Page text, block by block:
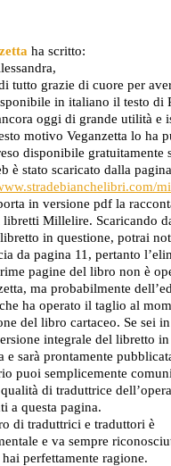
ha scritto:
tutto grazie di cuore per
in italiano il testo di
oggi di grande utilità e
motivo Veganzetta lo ha
disponibile gratuitamente
è stato scaricato dalla
in versione pdf la
libretti Millelire. Scaricando
in questione, potrai
da pagina 11, pertanto
pagine del libro non è
ma probabilmente
ha operato il taglio al
del libro cartaceo. Se sei in
integrale del libretto
e sarà prontamente
puoi semplicemente
di traduttrice
a questa pagina.
di traduttrici e traduttori è
e va sempre
hai perfettamente ragione.